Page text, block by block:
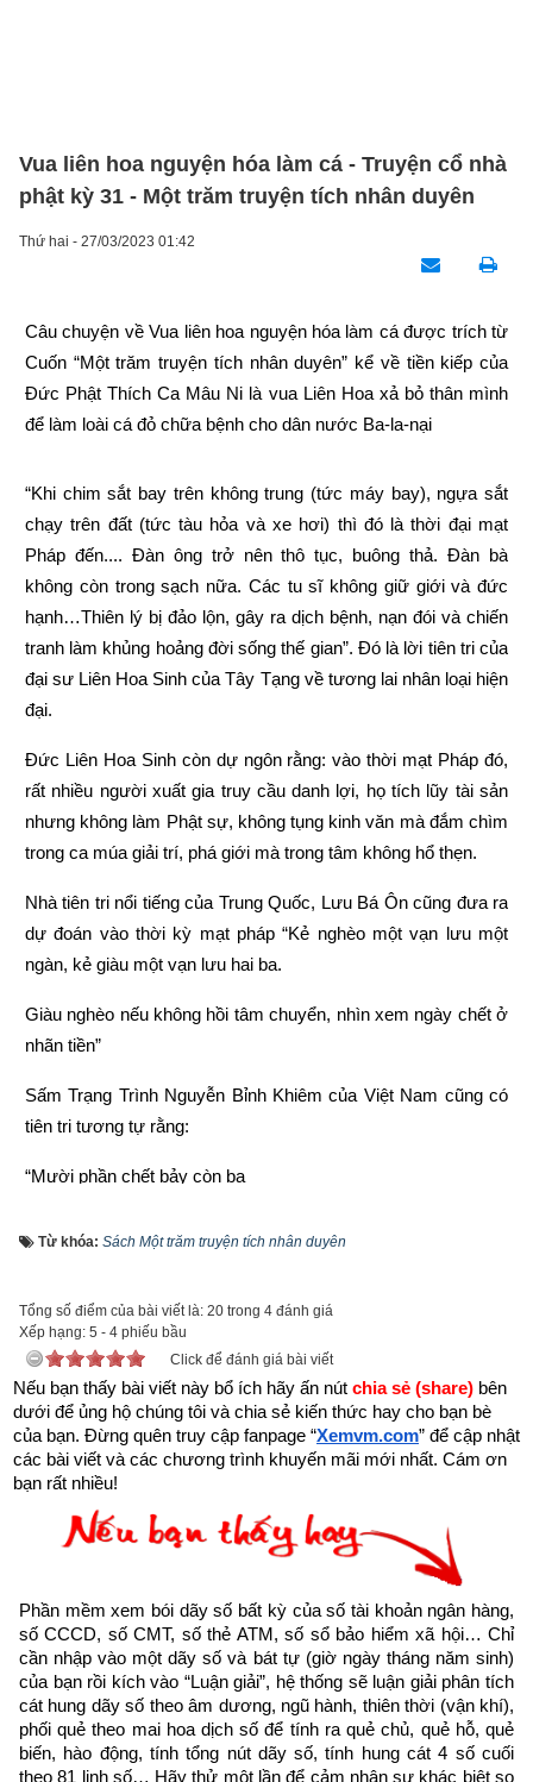
Vua liên hoa nguyện hóa làm cá - Truyện cổ nhà
phật kỳ 31 - Một trăm truyện tích nhân duyên
Thứ hai - 27/03/2023 01:42
Câu chuyện về Vua liên hoa nguyện hóa làm cá được trích từ
Cuốn “Một trăm truyện tích nhân duyên” kể về tiền kiếp của
Đức Phật Thích Ca Mâu Ni là vua Liên Hoa xả bỏ thân mình
để làm loài cá đỏ chữa bệnh cho dân nước Ba-la-nại
“Khi chim sắt bay trên không trung (tức máy bay), ngựa sắt
chạy trên đất (tức tàu hỏa và xe hơi) thì đó là thời đại mạt
Pháp đến.... Đàn ông trở nên thô tục, buông thả. Đàn bà
không còn trong sạch nữa. Các tu sĩ không giữ giới và đức
hạnh…Thiên lý bị đảo lộn, gây ra dịch bệnh, nạn đói và chiến
tranh làm khủng hoảng đời sống thế gian”. Đó là lời tiên tri của
đại sư Liên Hoa Sinh của Tây Tạng về tương lai nhân loại hiện
đại.
Đức Liên Hoa Sinh còn dự ngôn rằng: vào thời mạt Pháp đó,
rất nhiều người xuất gia truy cầu danh lợi, họ tích lũy tài sản
nhưng không làm Phật sự, không tụng kinh văn mà đắm chìm
trong ca múa giải trí, phá giới mà trong tâm không hổ thẹn.
Nhà tiên tri nổi tiếng của Trung Quốc, Lưu Bá Ôn cũng đưa ra
dự đoán vào thời kỳ mạt pháp “Kẻ nghèo một vạn lưu một
ngàn, kẻ giàu một vạn lưu hai ba.
Giàu nghèo nếu không hồi tâm chuyển, nhìn xem ngày chết ở
nhãn tiền”
Sấm Trạng Trình Nguyễn Bỉnh Khiêm của Việt Nam cũng có
tiên tri tương tự rằng:
“Mười phần chết bảy còn ba
được xem.
Trên đời có người hành Đại Thiện, gặp kiếp nạn này cũng bình
an”
Từ khóa: Sách Một trăm truyện tích nhân duyên
Tổng số điểm của bài viết là: 20 trong 4 đánh giá
Xếp hạng: 5 - 4 phiếu bầu
Click để đánh giá bài viết
Nếu bạn thấy bài viết này bổ ích hãy ấn nút chia sẻ (share) bên
dưới để ủng hộ chúng tôi và chia sẻ kiến thức hay cho bạn bè
của bạn. Đừng quên truy cập fanpage “Xemvm.com” để cập nhật
các bài viết và các chương trình khuyến mãi mới nhất. Cám ơn
bạn rất nhiều!
Phần mềm xem bói dãy số bất kỳ của số tài khoản ngân hàng,
số CCCD, số CMT, số thẻ ATM, số sổ bảo hiểm xã hội… Chỉ
cần nhập vào một dãy số và bát tự (giờ ngày tháng năm sinh)
của bạn rồi kích vào “Luận giải”, hệ thống sẽ luận giải phân tích
cát hung dãy số theo âm dương, ngũ hành, thiên thời (vận khí),
phối quẻ theo mai hoa dịch số để tính ra quẻ chủ, quẻ hỗ, quẻ
biến, hào động, tính tổng nút dãy số, tính hung cát 4 số cuối
theo 81 linh số… Hãy thử một lần để cảm nhận sự khác biệt so